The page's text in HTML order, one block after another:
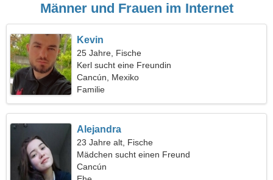
Männer und Frauen im Internet
Kevin
25 Jahre, Fische
Kerl sucht eine Freundin
Cancún, Mexiko
Familie
Alejandra
23 Jahre alt, Fische
Mädchen sucht einen Freund
Cancún